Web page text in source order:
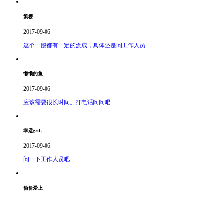
繁樱
2017-09-06
这个一般都有一定的流成，具体还是问工作人员
懒懒的鱼
2017-09-06
应该需要很长时间。打电话问问吧
幸运griL
2017-09-06
问一下工作人员吧
偷偷爱上